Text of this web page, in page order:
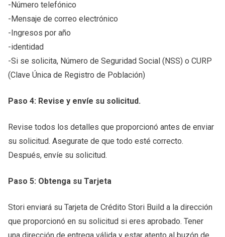
-Número telefónico
-Mensaje de correo electrónico
-Ingresos por año
-identidad
-Si se solicita, Número de Seguridad Social (NSS) o CURP
(Clave Única de Registro de Población)
Paso 4: Revise y envíe su solicitud.
Revise todos los detalles que proporcionó antes de enviar
su solicitud. Asegurate de que todo esté correcto.
Después, envíe su solicitud.
Paso 5: Obtenga su Tarjeta
Stori enviará su Tarjeta de Crédito Stori Build a la dirección
que proporcionó en su solicitud si eres aprobado. Tener